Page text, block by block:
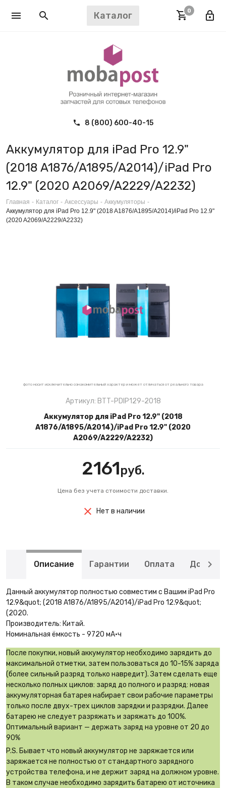
Каталог 0
8 (800) 600-40-15
Аккумулятор для iPad Pro 12.9"
(2018 A1876/A1895/A2014)/iPad Pro
12.9" (2020 A2069/A2229/A2232)
Главная - Каталог - Аксессуары - Аккумуляторы -
Аккумулятор для iPad Pro 12.9" (2018 A1876/A1895/A2014)/iPad Pro 12.9"
(2020 A2069/A2229/A2232)
фото носит исключительно ознакомительный характер и может отличаться от реального товара
Артикул: BTT-PDIP129-2018
Аккумулятор для iPad Pro 12.9" (2018
A1876/A1895/A2014)/iPad Pro 12.9" (2020
A2069/A2229/A2232)
2161руб.
Цена без учета стоимости доставки.
Нет в наличии
Описание Гарантии Оплата
Данный аккумулятор полностью совместим с Вашим iPad Pro
12.9&quot; (2018 A1876/A1895/A2014)/iPad Pro 12.9&quot;
(2020.
Производитель: Китай.
Номинальная ёмкость - 9720 мА·ч
После покупки, новый аккумулятор необходимо зарядить до
максимальной отметки, затем пользоваться до 10-15% заряда
(более сильный разряд только навредит). Затем сделать еще
несколько полных циклов: заряд до полного и разряд: новая
аккумуляторная батарея набирает свои рабочие параметры
только после двух-трех циклов зарядки и разрядки. Далее
батарею не следует разряжать и заряжать до 100%.
Оптимальный вариант — держать заряд на уровне от 20 до
90%
P.S. Бывает что новый аккумулятор не заряжается или
заряжается не полностью от стандартного зарядного
устройства телефона, и не держит заряд на должном уровне.
В таком случае необходимо зарядить батарею от источника